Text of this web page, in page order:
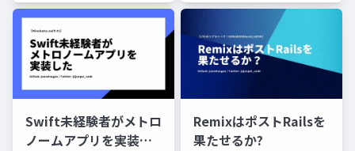
Swift未経験者がメトロ
ノームアプリを実装し
RemixはポストRailsを
果たせるか?